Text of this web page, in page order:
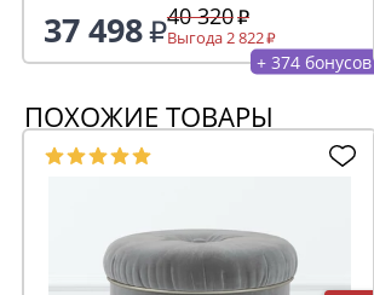
37 498 40 320
Выгода 2 822
+ 374 бонусов
ПОХОЖИЕ ТОВАРЫ